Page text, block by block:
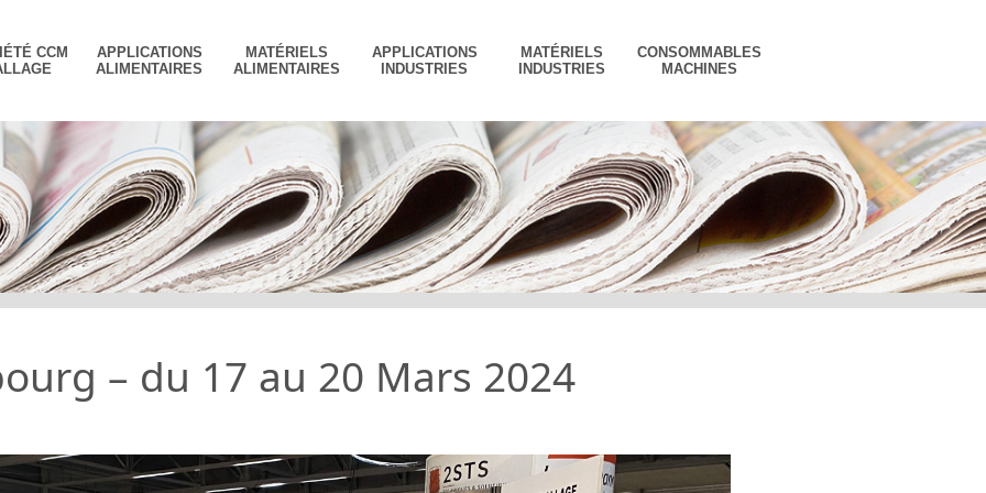
CCM
APPLICATIONS
ALIMENTAIRES
MATÉRIELS
ALIMENTAIRES
APPLICATIONS
INDUSTRIES
MATÉRIELS
INDUSTRIES
CONSOMMABLES
MACHINES
– du 17 au 20 Mars 2024